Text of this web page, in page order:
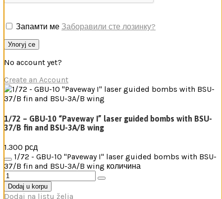
Запамти ме Заборавили сте лозинку?
Улогуј се
No account yet?
Create an Account
1/72 – GBU-10 “Paveway I” laser guided bombs with BSU-
37/B fin and BSU-3A/B wing
1.300 рсд
1/72 - GBU-10 "Paveway I" laser guided bombs with BSU-
37/B fin and BSU-3A/B wing количина
Dodaj u korpu
Dodaj na listu želja